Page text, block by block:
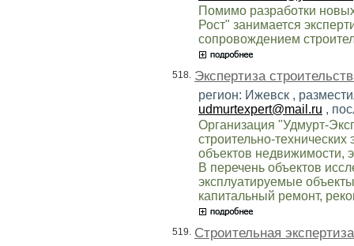
Помимо разработки
Рост" занимается
сопровождением
518. Экспертиза
регион: Ижевск ,
udmurtexpert@mail.ru ,
Организация "Удмурт-
строительно-
объектов недвижимости,
В перечень объектов
эксплуатируемые
капитальный ремонт,
519. Строительная